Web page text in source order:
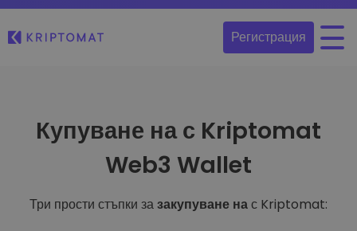
Регистрация
Купуване на с Kriptomat
Web3 Wallet
Три прости стъпки зазакупуване нас Kriptomat: